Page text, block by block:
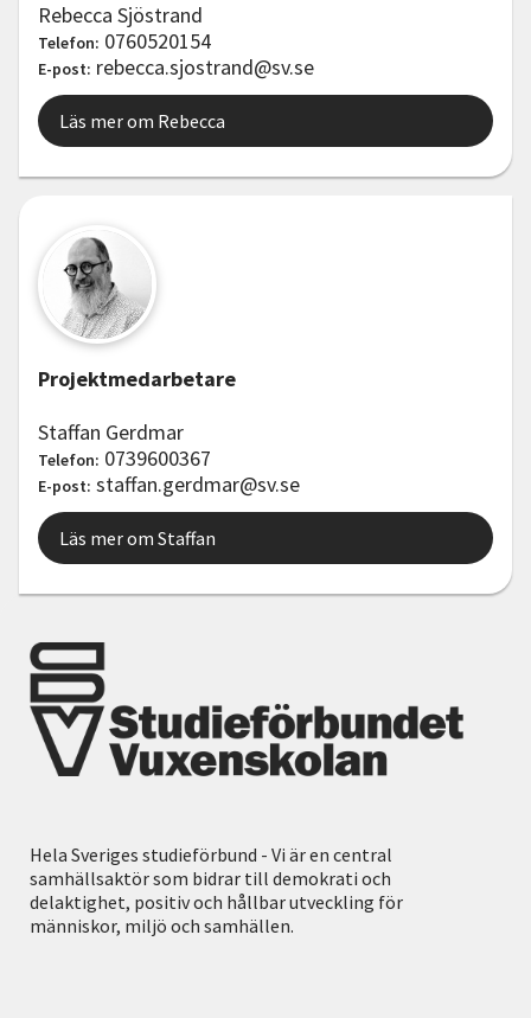
Rebecca Sjöstrand
Telefon: 0760520154
E-post: rebecca.sjostrand@sv.se
Läs mer om Rebecca
Projektmedarbetare
Staffan Gerdmar
Telefon: 0739600367
E-post: staffan.gerdmar@sv.se
Läs mer om Staffan
Hela Sveriges studieförbund - Vi är en central
samhällsaktör som bidrar till demokrati och
delaktighet, positiv och hållbar utveckling för
människor, miljö och samhällen.